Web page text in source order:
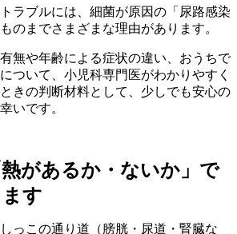
ラブルには、細菌が原因の「尿路感染
のまでさまざまな理由があります。
無や年齢による症状の違い、おうちで
ついて、小児科専門医がわかりやすく
きの判断材料として、少しでも安心の
いです。
があるか・ないか」で
す
っこの通り道（膀胱・尿道・腎臓な